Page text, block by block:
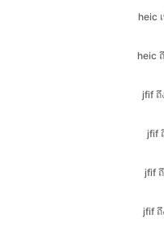
jfif ถึ
jfif
jfif
jfif ถึ
jfif
jfif ถึง